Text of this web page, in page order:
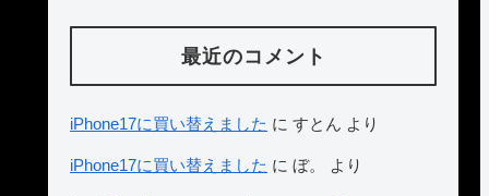
最近のコメント
iPhone17に買い替えました に すとん より
iPhone17に買い替えました に ぼ。 より